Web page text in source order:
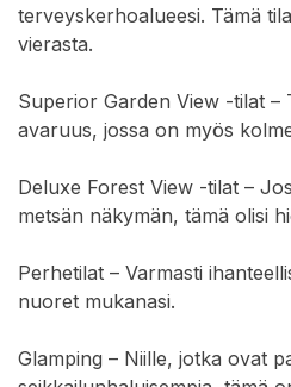
terveyskerhoalueesi. Tämä
vierasta.
Superior Garden View -tilat –
avaruus, jossa on myös
Deluxe Forest View -tilat –
metsän näkymän, tämä olisi
Perhetilat – Varmasti
nuoret mukanasi.
Glamping – Niille, jotka ovat